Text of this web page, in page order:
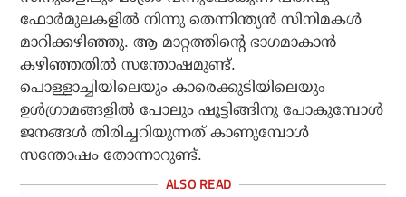
ഫോർമുലകളിൽ നിന്നു തെന്നിന്ത്യൻ സിനിമകൾ
മാറിക്കഴിഞ്ഞു. ആ മാറ്റത്തിന്റെ ഭാഗമാകാൻ
കഴിഞ്ഞതിൽ സന്തോഷമുണ്ട്.
പൊള്ളാച്ചിയിലെയും കാരെക്കുടിയിലെയും
ഉൾഗ്രാമങ്ങളിൽ പോലും ഷൂട്ടിങ്ങിനു പോകുമ്പോൾ
ജനങ്ങൾ തിരിച്ചറിയുന്നത് കാണുമ്പോൾ
സന്തോഷം തോന്നാറുണ്ട്.